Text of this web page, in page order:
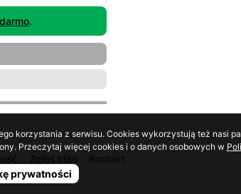
.
Zgłoś błąd
Kontakt
korzystania z serwisu. Cookies wykorzystują też nasi
Przeczytaj więcej cookies i o danych osobowych w
prywatności